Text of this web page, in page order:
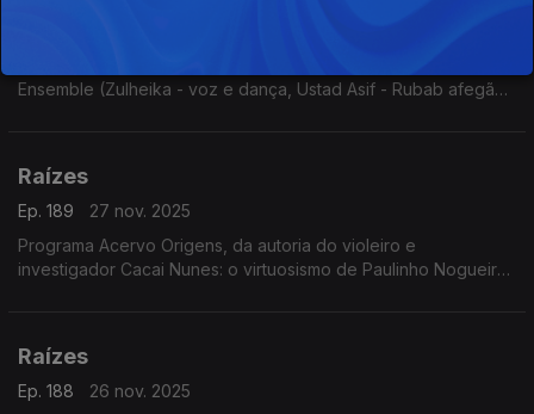
Ensemble (Zulheika - voz e dança, Ustad Asif - Rubab afegão,
Raízes
Ep. 189
27 nov. 2025
Programa Acervo Origens, da autoria do violeiro e
investigador Cacai Nunes: o virtuosismo de Paulinho Nogueira,
Raízes
Ep. 188
26 nov. 2025